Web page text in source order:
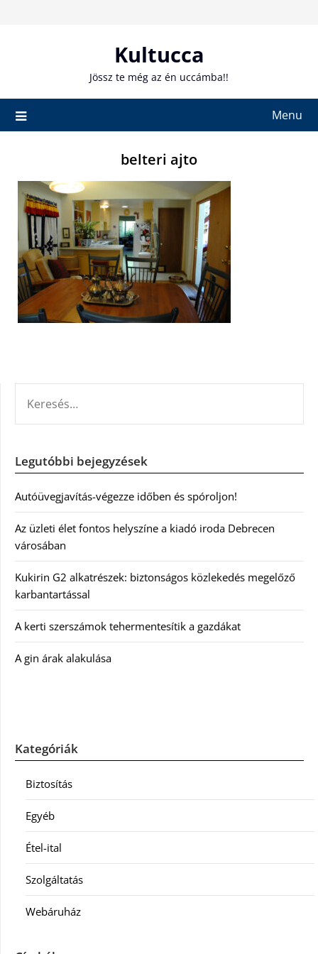
Kultucca
Jössz te még az én uccámba!!
Menu
belteri ajto
Legutóbbi bejegyzések
Autóüvegjavítás-végezze időben és spóroljon!
Az üzleti élet fontos helyszíne a kiadó iroda Debrecen
városában
Kukirin G2 alkatrészek: biztonságos közlekedés megelőző
karbantartással
A kerti szerszámok tehermentesítik a gazdákat
A gin árak alakulása
Kategóriák
Biztosítás
Egyéb
Étel-ital
Szolgáltatás
Webáruház